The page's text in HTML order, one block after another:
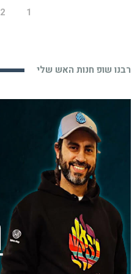
1
2
רבנו שופ חנות האש שלי